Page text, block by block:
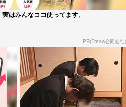
はみんなココ使ってます。
PR(Dreaw合同会社)